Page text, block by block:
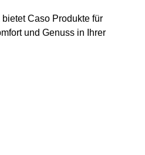
Caso Produkte für
und Genuss in Ihrer